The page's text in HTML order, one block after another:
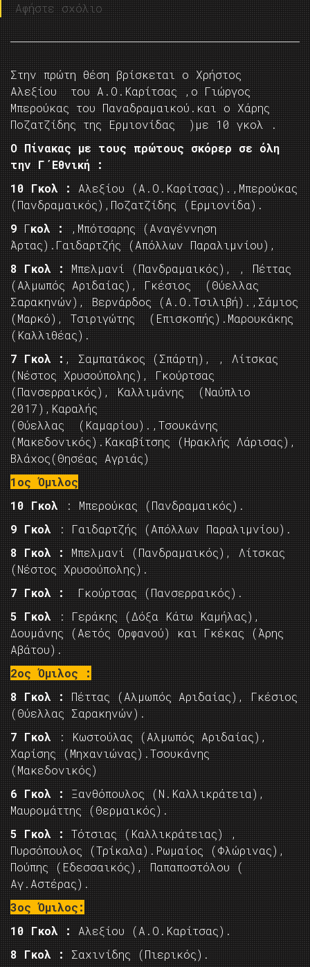
Αφήστε σχόλιο
Στην πρώτη θέση βρίσκεται ο Χρήστος
Αλεξίου του Α.Ο.Καρίτσας ,ο Γιώργος
Μπερούκας του Παναδραμαικού.και ο Χάρης
Ποζατζίδης της Ερμιονίδας )με 10 γκολ .
Ο Πίνακας με τους πρώτους σκόρερ σε όλη
την Γ΄Εθνική :
10 Γκολ :
Αλεξίου (Α.Ο.Καρίτσας).,Μπερούκας
(Πανδραμαικός),Ποζατζίδης (Ερμιονίδα).
9 Γκολ :
,Μπότσαρης (Αναγέννηση
Άρτας).Γαιδαρτζής (Απόλλων Παραλιμνίου),
8 Γκολ :
Μπελμανί (Πανδραμαικός), , Πέττας
(Αλμωπός Αριδαίας), Γκέσιος (Θύελλας
Σαρακηνών), Βερνάρδος (Α.Ο.Τσιλιβή).,Σάμιος
(Μαρκό), Τσιριγώτης (Επισκοπής).Μαρουκάκης
(Καλλιθέας).
7 Γκολ : , Σαμπατάκος (Σπάρτη), , Λίτσκας
(Νέστος Χρυσούπολης), Γκούρτσας
(Πανσερραικός), Καλλιμάνης (Ναύπλιο
2017),Καραλής
(Θύελλας (Καμαρίου).,Τσουκάνης
(Μακεδονικός).Κακαβίτσης (Ηρακλής Λάρισας),
Βλάχος(Θησέας Αγριάς)
1ος Όμιλος
10 Γκολ
: Μπερούκας (Πανδραμαικός).
9 Γκολ
: Γαιδαρτζής (Απόλλων Παραλιμνίου).
8 Γκολ : Μπελμανί (Πανδραμαικός), Λίτσκας
(Νέστος Χρυσούπολης).
7 Γκολ :
Γκούρτσας (Πανσερραικός).
5 Γκολ
: Γεράκης (Δόξα Κάτω Καμήλας),
Δουμάνης (Αετός Ορφανού) και Γκέκας (Άρης
Αβάτου).
2ος Όμιλος :
8 Γκολ :
Πέττας (Αλμωπός Αριδαίας), Γκέσιος
(Θύελλας Σαρακηνών).
7 Γκολ
: Κωστούλας (Αλμωπός Αριδαίας),
Χαρίσης (Μηχανιώνας).Τσουκάνης
(Μακεδονικός)
6 Γκολ :
Ξανθόπουλος (Ν.Καλλικράτεια),
Μαυρομάττης (Θερμαικός).
5 Γκολ :
Τότσιας (Καλλικράτειας) ,
Πυρσόπουλος (Τρίκαλα).Ρωμαίος (Φλώρινας),
Πούπης (Εδεσσαικός), Παπαποστόλου (
Αγ.Αστέρας).
3ος Όμιλος:
10 Γκολ :
Αλεξίου (Α.Ο.Καρίτσας).
8 Γκολ :
Σαχινίδης (Πιερικός).